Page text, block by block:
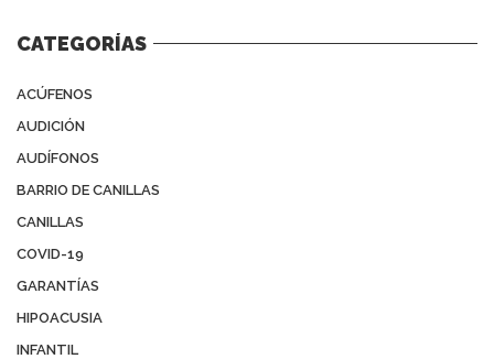
CATEGORÍAS
ACÚFENOS
AUDICIÓN
AUDÍFONOS
BARRIO DE CANILLAS
CANILLAS
COVID-19
GARANTÍAS
HIPOACUSIA
INFANTIL